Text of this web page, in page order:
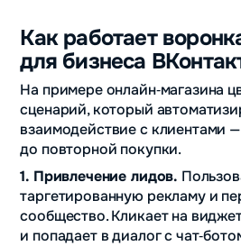
Как работает
для бизнеса
На примере онлайн‑магазина
сценарий, который
взаимодействие с клиентами
до повторной покупки.
1. Привлечение лидов.
таргетированную рекламу и
сообщество. Кликает на
и попадает в диалог с